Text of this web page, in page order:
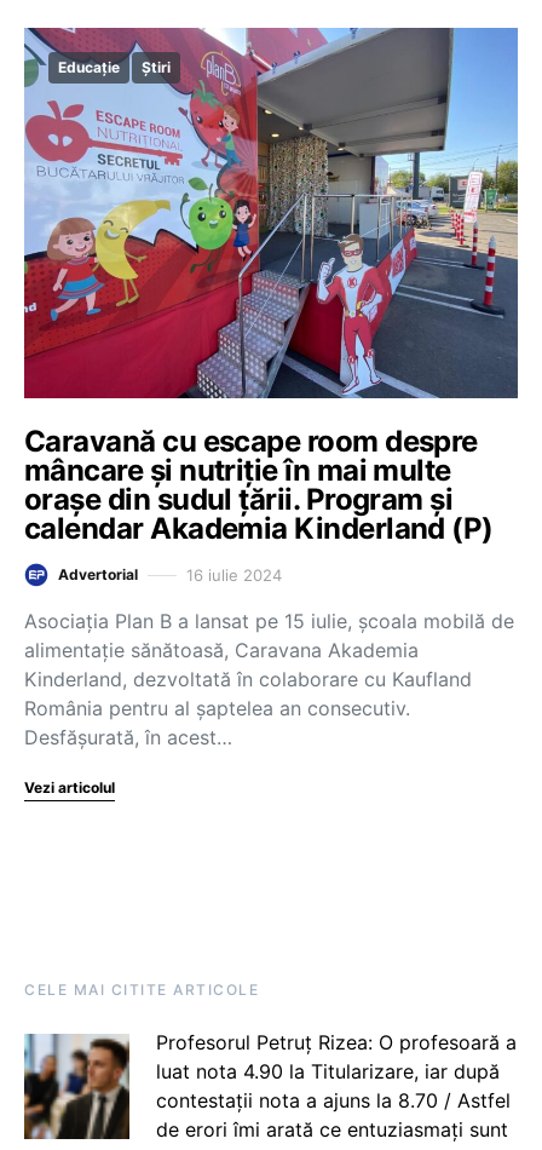
Educație Știri
Caravană cu escape room despre
mâncare și nutriție în mai multe
orașe din sudul țării. Program și
calendar Akademia Kinderland (P)
Advertorial 16 iulie 2024
Asociația Plan B a lansat pe 15 iulie, școala mobilă de
alimentație sănătoasă, Caravana Akademia
Kinderland, dezvoltată în colaborare cu Kaufland
România pentru al șaptelea an consecutiv.
Desfășurată, în acest…
Vezi articolul
CELE MAI CITITE ARTICOLE
Profesorul Petruț Rizea: O profesoară a
luat nota 4.90 la Titularizare, iar după
contestații nota a ajuns la 8.70 / Astfel
de erori îmi arată ce entuziasmați sunt